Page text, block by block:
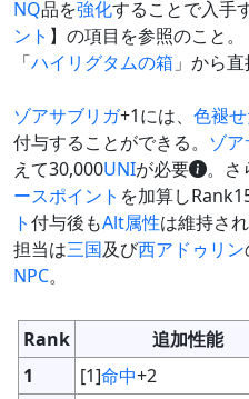
NQ品を強化することで入手
ント 】の項目を参照のこと。
「ハイリグタムの箱 」から
ゾアサブリガ+1には、 色褪
付与することができる。 ゾ
えて30,000UNIが必要 。さ
ースポイント を加算し
ト付与後もAlt属性は維持され
担当は三国及び西アドゥリン
NPC。
Rank
追加性能
1
[1]命中+2